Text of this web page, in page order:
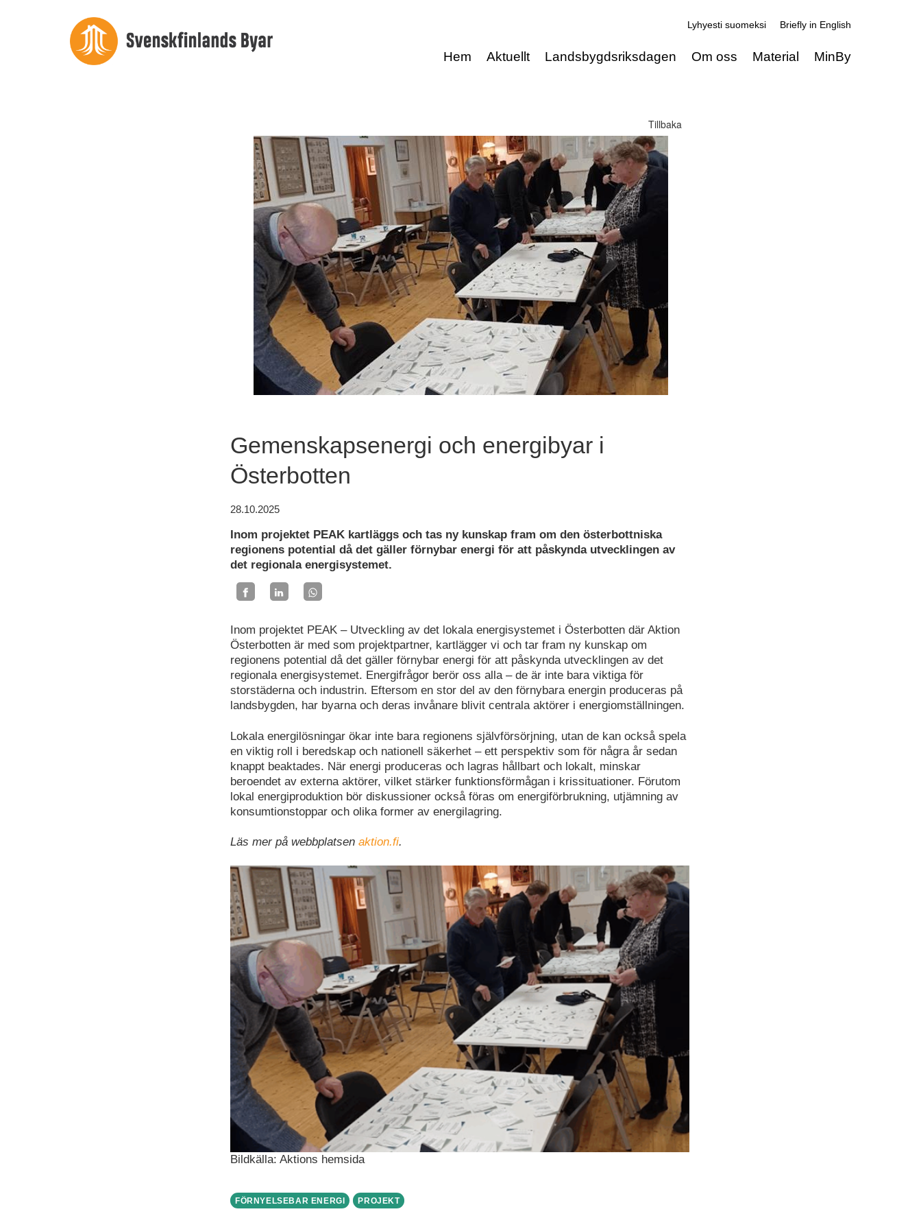
Lyhyesti suomeksi Briefly in English
Hem Aktuellt Landsbygdsriksdagen Om oss Material MinBy
Tillbaka
FÖRNYELSEBAR ENERGI PROJEKT
Gemenskapsenergi och energibyar i
Österbotten
28.10.2025
Inom projektet PEAK kartläggs och tas ny kunskap fram om den österbottniska
regionens potential då det gäller förnybar energi för att påskynda utvecklingen av
det regionala energisystemet.
Inom projektet PEAK – Utveckling av det lokala energisystemet i Österbotten där Aktion
Österbotten är med som projektpartner, kartlägger vi och tar fram ny kunskap om
regionens potential då det gäller förnybar energi för att påskynda utvecklingen av det
regionala energisystemet. Energifrågor berör oss alla – de är inte bara viktiga för
storstäderna och industrin. Eftersom en stor del av den förnybara energin produceras på
landsbygden, har byarna och deras invånare blivit centrala aktörer i energiomställningen.
Lokala energilösningar ökar inte bara regionens självförsörjning, utan de kan också spela
en viktig roll i beredskap och nationell säkerhet – ett perspektiv som för några år sedan
knappt beaktades. När energi produceras och lagras hållbart och lokalt, minskar
beroendet av externa aktörer, vilket stärker funktionsförmågan i krissituationer. Förutom
lokal energiproduktion bör diskussioner också föras om energiförbrukning, utjämning av
konsumtionstoppar och olika former av energilagring.
Läs mer på webbplatsen aktion.fi.
Bildkälla: Aktions hemsida